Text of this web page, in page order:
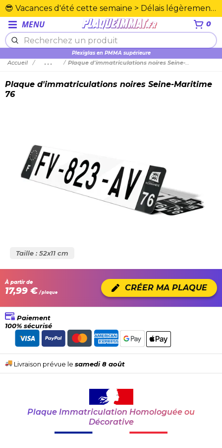
😎 Vacances d'été cette semaine > Délais légèrement rallongés. Merci☀️
MENU 0
Plexiglas en PMMA supérieure
Accueil ... Plaque d'immatriculations noires Seine-Maritime 76
Plaque d'immatriculations noires Seine-Maritime
76
Taille : 52x11 cm
À partir de
17,99 € / plaque CRÉER MA PLAQUE
Paiement
100% sécurisé
Livraison prévue le samedi 8 août
Plaque Immatriculation Homologuée ou
Décorative